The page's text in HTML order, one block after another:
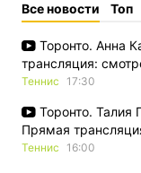
Все новости Топ
Торонто. Анна
трансляция:
Теннис 17:30
Торонто. Талия
Прямая
Теннис 16:00